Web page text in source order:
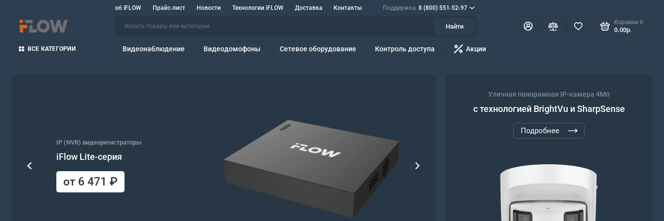
об IFLOW Прайс-лист Новости Технологии iFLOW Доставка Контакты Поддержка 8 (800) 551-52-97
Найти
Корзина 0
0.00р.
ВСЕ КАТЕГОРИИ Видеонаблюдение Видеодомофоны Сетевое оборудование Контроль доступа Акции
IP (NVR) видеорегистраторы
iFlow Lite-серия
от 6 471 ₽ от 3 141 ₽
Уличная панорамная IP-камера 4Мп
с технологией BrightVu и SharpSense
Подробнее